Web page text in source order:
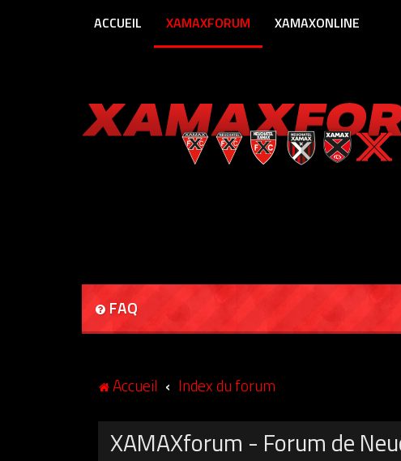
ACCUEIL XAMAXFORUM XAMAXONLINE
FAQ
Accueil Index du forum
XAMAXforum - Forum de